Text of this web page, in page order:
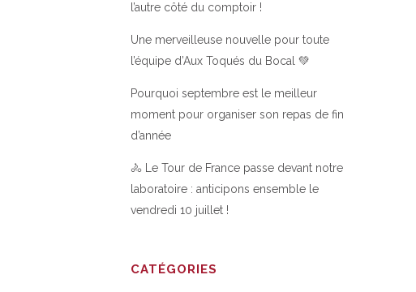
l’autre côté du comptoir !
Une merveilleuse nouvelle pour toute
l’équipe d’Aux Toqués du Bocal 💚
Pourquoi septembre est le meilleur
moment pour organiser son repas de fin
d’année
🚴 Le Tour de France passe devant notre
laboratoire : anticipons ensemble le
vendredi 10 juillet !
CATÉGORIES